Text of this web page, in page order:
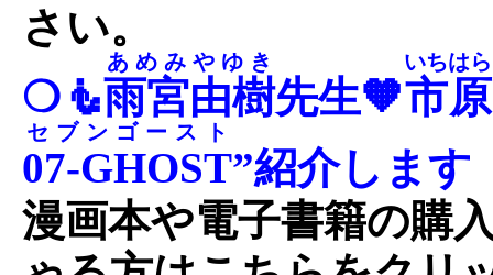
さい。
❍🧜雨宮由樹
あめみやゆき
先生🧡市原
いちはら
07-GHOST
セブンゴースト
”紹介します
漫画本や電子書籍の購